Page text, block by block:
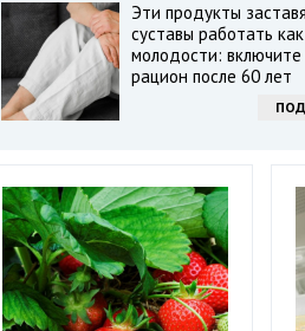
Эти продукты
суставы работать
молодости: включите
рацион после 60 лет